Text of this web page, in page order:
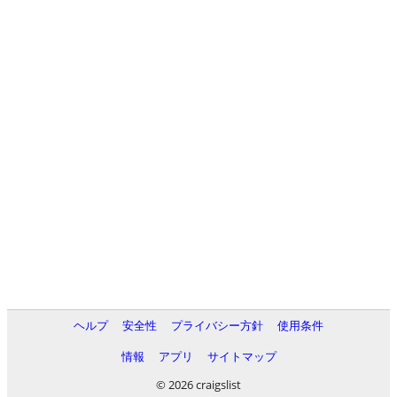
ヘルプ 安全性 プライバシー方針
使用条件
情報
アプリ
サイトマップ
© 2026 craigslist